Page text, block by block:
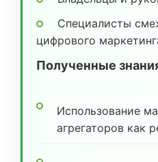
Специалисты
цифрового
Полученные
Использование
агрегаторов как